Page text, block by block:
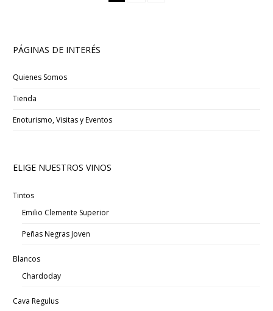
PÁGINAS DE INTERÉS
Quienes Somos
Tienda
Enoturismo, Visitas y Eventos
ELIGE NUESTROS VINOS
Tintos
Emilio Clemente Superior
Peñas Negras Joven
Blancos
Chardoday
Cava Regulus